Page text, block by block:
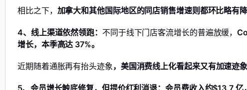
相比之下， 加拿大和其他国际地区的同店销售增速则都环比略有降
4、线上渠道依然领跑： 不同于线下门店客流增长的普遍放缓，
增长，本季高达 37%。
近期随着通胀再有抬头迹象，美国消费线上化看起来又有加速迹象
5、会员增长触底修复，但提价红利消退：会员费收入约$13.7 亿